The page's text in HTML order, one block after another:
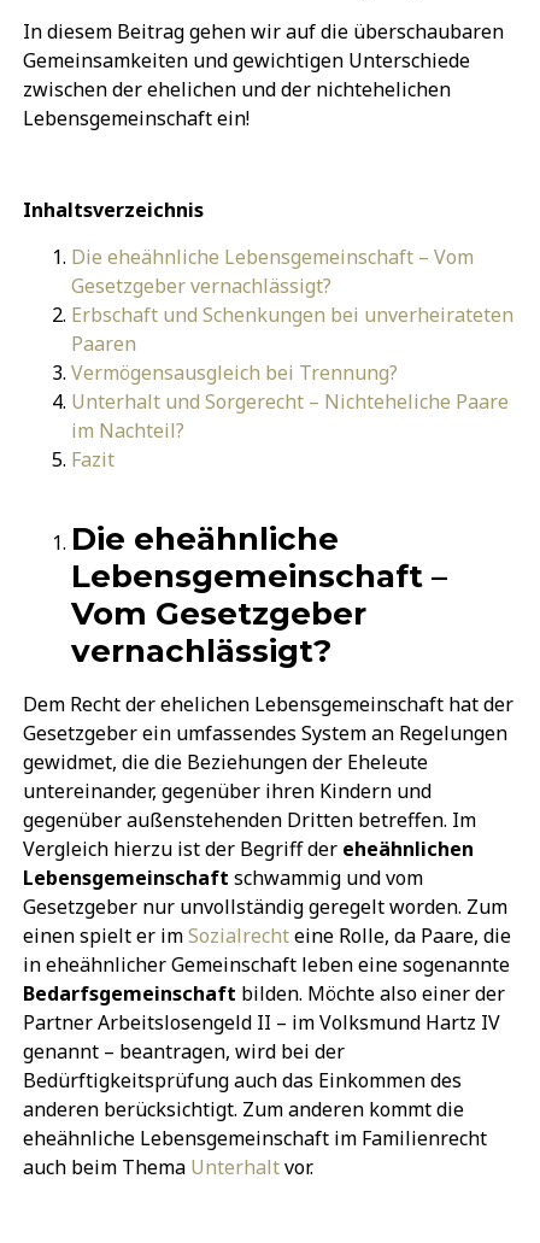
In diesem Beitrag gehen wir auf die überschaubaren
Gemeinsamkeiten und gewichtigen Unterschiede
zwischen der ehelichen und der nichtehelichen
Lebensgemeinschaft ein!
Inhaltsverzeichnis
Die eheähnliche Lebensgemeinschaft – Vom
Gesetzgeber vernachlässigt?
Erbschaft und Schenkungen bei unverheirateten
Paaren
Vermögensausgleich bei Trennung?
Unterhalt und Sorgerecht – Nichteheliche Paare
im Nachteil?
Fazit
Die eheähnliche
Lebensgemeinschaft –
Vom Gesetzgeber
vernachlässigt?
Dem Recht der ehelichen Lebensgemeinschaft hat der
Gesetzgeber ein umfassendes System an Regelungen
gewidmet, die die Beziehungen der Eheleute
untereinander, gegenüber ihren Kindern und
gegenüber außenstehenden Dritten betreffen. Im
Vergleich hierzu ist der Begriff der eheähnlichen
Lebensgemeinschaft schwammig und vom
Gesetzgeber nur unvollständig geregelt worden. Zum
einen spielt er imSozialrechteine Rolle, da Paare, die
in eheähnlicher Gemeinschaft leben eine sogenannte
Bedarfsgemeinschaft bilden. Möchte also einer der
Partner Arbeitslosengeld II – im Volksmund Hartz IV
genannt – beantragen, wird bei der
Bedürftigkeitsprüfung auch das Einkommen des
anderen berücksichtigt. Zum anderen kommt die
eheähnliche Lebensgemeinschaft im Familienrecht
auch beim Thema Unterhaltvor.